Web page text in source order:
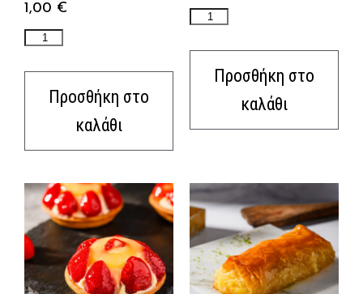
1,00 €
Προσθήκη στο
καλάθι
Προσθήκη στο
καλάθι